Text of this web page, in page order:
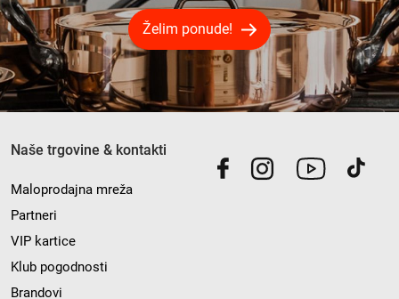
Želim ponude!
Naše trgovine & kontakti
Maloprodajna mreža
Partneri
VIP kartice
Klub pogodnosti
Brandovi